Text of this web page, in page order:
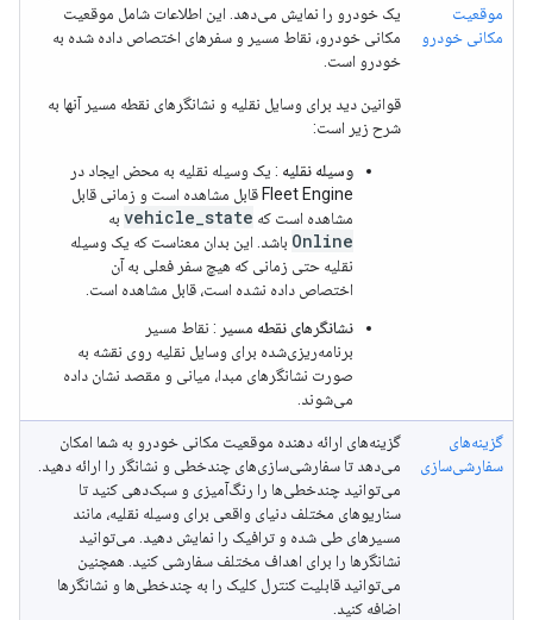
موقعیت
مکانی خودرو
یک خودرو را نمایش می‌دهد. این اطلاعات شامل موقعیت
مکانی خودرو، نقاط مسیر و سفرهای اختصاص داده شده به
خودرو است.
قوانین دید برای وسایل نقلیه و نشانگرهای نقطه مسیر آنها به
شرح زیر است:
وسیله نقلیه : یک وسیله نقلیه به محض ایجاد در
Fleet Engine قابل مشاهده است و زمانی قابل
مشاهده است که vehicle_state به
Online باشد. این بدان معناست که یک وسیله
نقلیه حتی زمانی که هیچ سفر فعلی به آن
اختصاص داده نشده است، قابل مشاهده است.
نشانگرهای نقطه مسیر : نقاط مسیر
برنامه‌ریزی‌شده برای وسایل نقلیه روی نقشه به
صورت نشانگرهای مبدا، میانی و مقصد نشان داده
می‌شوند.
گزینه‌های
سفارشی‌سازی
گزینه‌های ارائه دهنده موقعیت مکانی خودرو به شما امکان
می‌دهد تا سفارشی‌سازی‌های چندخطی و نشانگر را ارائه دهید.
می‌توانید چندخطی‌ها را رنگ‌آمیزی و سبک‌دهی کنید تا
سناریوهای مختلف دنیای واقعی برای وسیله نقلیه، مانند
مسیرهای طی شده و ترافیک را نمایش دهید. می‌توانید
نشانگرها را برای اهداف مختلف سفارشی کنید. همچنین
می‌توانید قابلیت کنترل کلیک را به چندخطی‌ها و نشانگرها
اضافه کنید.